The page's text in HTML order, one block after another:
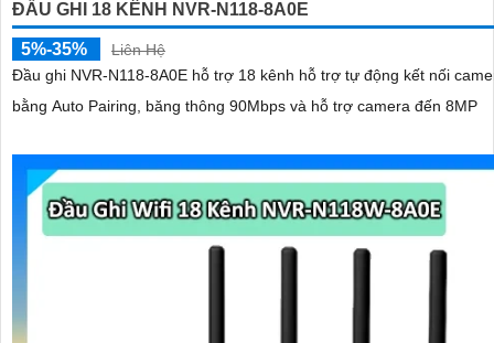
ĐẦU GHI 18 KÊNH NVR-N118-8A0E
5%-35%
Liên Hệ
Đầu ghi NVR-N118-8A0E hỗ trợ 18 kênh hỗ trợ tự động kết nối
bằng Auto Pairing, băng thông 90Mbps và hỗ trợ camera đến 8MP